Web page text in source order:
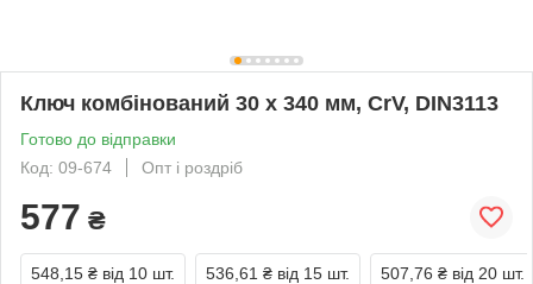
Ключ комбінований 30 x 340 мм, CrV, DIN3113
Готово до відправки
Код: 09-674
Опт і роздріб
577 ₴
548,15 ₴ від 10 шт. 536,61 ₴ від 15 шт. 507,76 ₴ від 20 шт.